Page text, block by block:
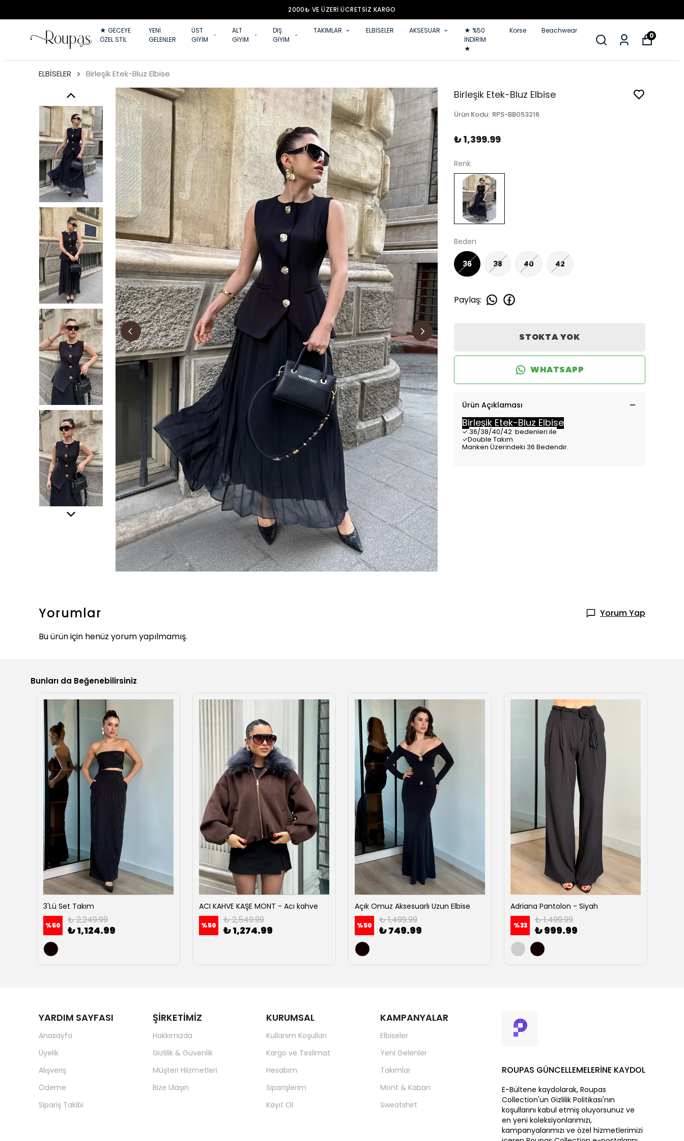
2000₺ VE ÜZERİ ÜCRETSİZ KARGO
★ GECEYE
ÖZEL STİL
YENİ
GELENLER
ÜST
GİYİM
ALT
GİYİM
DIŞ
GİYİM
TAKIMLAR ELBİSELER AKSESUAR
★ %50
İNDİRİM
★
Korse Beachwear
0
ELBİSELER Birleşik Etek-Bluz Elbise
Birleşik Etek-Bluz Elbise
Ürün Kodu: RPS-BB053216
₺ 1,399.99
Renk
Beden
36 38 40 42
Paylaş:
STOKTA YOK
WHATSAPP
Ürün Açıklaması
Birleşik Etek-Bluz Elbise
✓36/38/40/42 bedenleri ile
✓Double Takım
Manken Üzerindeki 36 Bedendir.
Yorumlar
Yorum Yap
Bu ürün için henüz yorum yapılmamış.
Bunları da Beğenebilirsiniz
3'Lü Set Takım
%50 ₺ 2,249.99
₺ 1,124.99
ACI KAHVE KAŞE MONT - Acı kahve
%50 ₺ 2,549.99
₺ 1,274.99
Açık Omuz Aksesuarlı Uzun Elbise
%50 ₺ 1,499.99
₺ 749.99
Adriana Pantolon - Siyah
%33 ₺ 1,499.99
₺ 999.99
YARDIM SAYFASI
Anasayfa
Üyelik
Alışveriş
Ödeme
Sipariş Takibi
ŞİRKETİMİZ
Hakkımızda
Gizlilik & Güvenlik
Müşteri Hiizmetleri
Bize Ulaşın
KURUMSAL
Kullanım Koşulları
Kargo ve Teslimat
Hesabım
Siparişlerim
Kayıt Ol
KAMPANYALAR
Elbiseler
Yeni Gelenler
Takımlar
Mont & Kaban
Sweatshirt
ROUPAS GÜNCELLEMELERİNE KAYDOL
E-Bültene kaydolarak, Roupas
Collection'un Gizlilik Politikası'nın
koşullarını kabul etmiş oluyorsunuz ve
en yeni koleksiyonlarımızı,
kampanyalarımızı ve özel hizmetlerimizi